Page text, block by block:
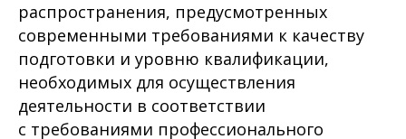
распространения, предусмотренных
современными требованиями к качеству
подготовки и уровню квалификации,
необходимых для осуществления
деятельности в соответствии
с требованиями профессионального